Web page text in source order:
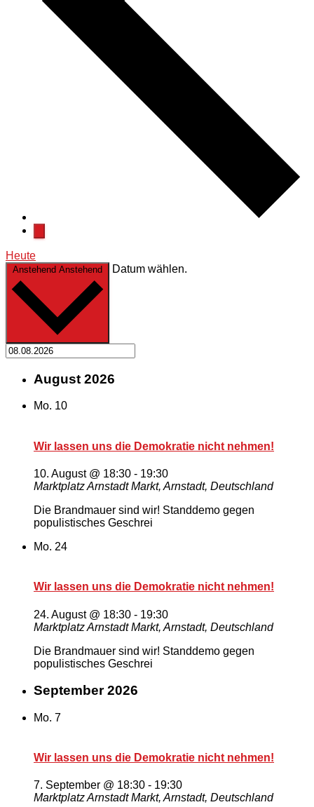
Heute
Anstehend Anstehend Datum wählen.
August 2026
Mo. 10
Wir lassen uns die Demokratie nicht nehmen!
10. August @ 18:30 - 19:30
Marktplatz ArnstadtMarkt, Arnstadt, Deutschland
Die Brandmauer sind wir! Standdemo gegen
populistisches Geschrei
Mo. 24
Wir lassen uns die Demokratie nicht nehmen!
24. August @ 18:30 - 19:30
Marktplatz ArnstadtMarkt, Arnstadt, Deutschland
Die Brandmauer sind wir! Standdemo gegen
populistisches Geschrei
September 2026
Mo. 7
Wir lassen uns die Demokratie nicht nehmen!
7. September @ 18:30 - 19:30
Marktplatz ArnstadtMarkt, Arnstadt, Deutschland